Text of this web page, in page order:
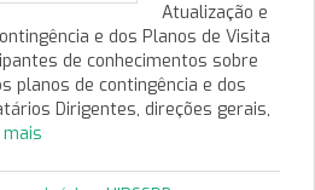
Atualização e
e dos Planos de Visita
de conhecimentos sobre
planos de contingência e dos
Dirigentes, direções gerais,
mais